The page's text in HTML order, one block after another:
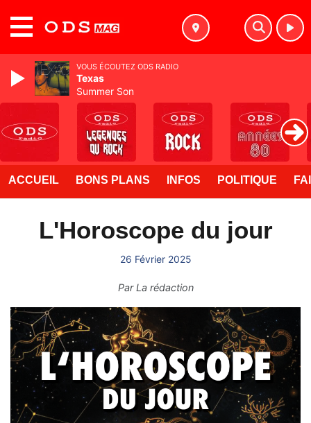
ACCUEIL BONS PLANS INFOS POLITIQUE
L'Horoscope du jour
26 Février 2025
ParLa rédaction
VOUS ÉCOUTEZ ODS RADIO
Texas
Summer Son